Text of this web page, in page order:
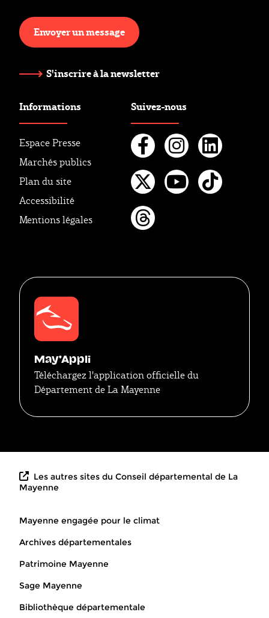
Envoyer un message
S'inscrire à la newsletter
Informations
Espace Presse
Marchés publics
Plan du site
Accessibilité
Mentions légales
Suivez-nous
Facebook
Twitter
May'Appli
Téléchargez l'application officielle du
Département de La Mayenne
Les autres sites du Conseil départemental de La
Mayenne
Mayenne engagée pour le climat
Archives départementales
Patrimoine Mayenne
Sage Mayenne
Bibliothèque départementale